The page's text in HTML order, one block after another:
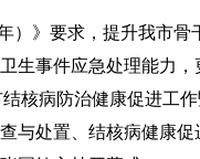
》要求，提升我市骨
生事件应急处理能力
核病防治健康促进工
与处置、结核病健康